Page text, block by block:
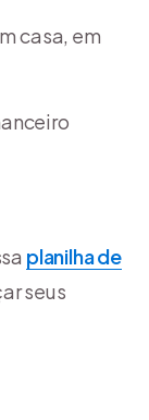
casa, em
planilha de
seus